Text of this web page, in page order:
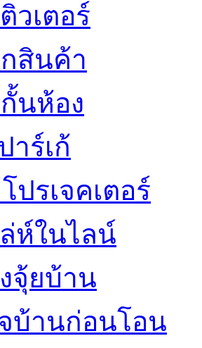
วเตอร์
สินค้า
นห้อง
าร์เก้
ปรเจคเตอร์
ห์ในไลน์
จุ้ยบ้าน
บ้านก่อนโอน